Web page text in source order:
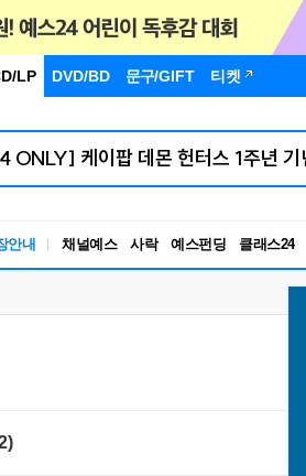
LP DVD/BD 문구/GIFT 티켓
안내 채널예스 사락 예스펀딩 클래스24